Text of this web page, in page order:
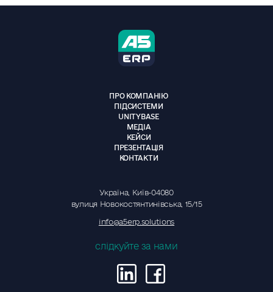
ПРО КОМПАНІЮ
ПІДСИСТЕМИ
UNITYBASE
МЕДІА
КЕЙСИ
ПРЕЗЕНТАЦІЯ
КОНТАКТИ
Україна, Київ-04080
вулиця Новокостянтинівська, 15/15
info@a5erp.solutions
слідкуйте за нами